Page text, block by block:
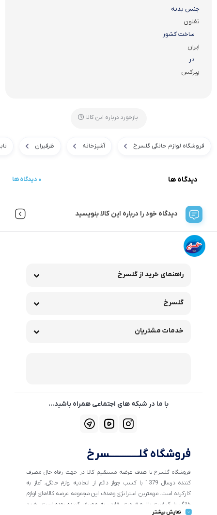
جنس بدنه
تفلون
ساخت کشور
ایران
در
پیرکس
بازخورد درباره این کالا
فروشگاه لوازم خانگی گلسرخ آشپزخانه ظرفیران
دیدگاه ها 0 دیدگاه ها
دیدگاه خود را درباره این کالا بنویسید
راهنمای خرید از گلسرخ
گلسرخ
خدمات مشتریان
با ما در شبکه های اجتماعی همراه باشید...
فروشگاه گلــــــــــــسرخ
فروشگاه گلسرخ با هدف عرضه مستقیم کالا در جهت رفاه حال مصرف
کننده درسال 1379 با کسب جواز دائم از اتحادیه لوازم خانگی، آغاز به
کارکرده است. مهمترین استراتژی وهدف این مجموعه عرضه کالاهای لوازم
خانگی با کیفیت بالا و قیمت رقابتی به مصرف کننده بوده است. خرید
نمایش بیشتر